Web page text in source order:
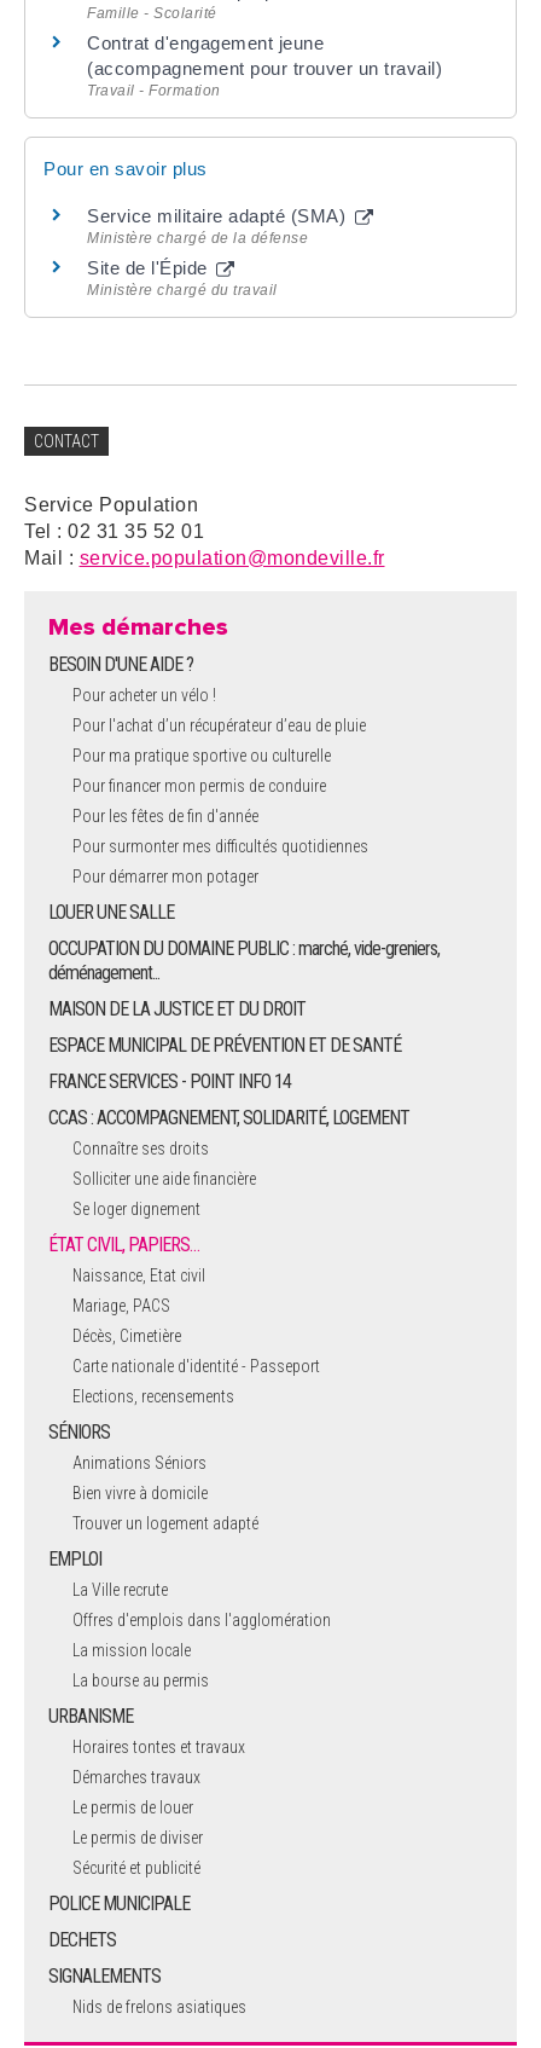
Famille - Scolarité
Contrat d'engagement jeune
(accompagnement pour trouver un travail)
Travail - Formation
Pour en savoir plus
Service militaire adapté (SMA)
Ministère chargé de la défense
Site de l'Épide
Ministère chargé du travail
CONTACT
Service Population
Tel : 02 31 35 52 01
Mail : service.population@mondeville.fr
Mes démarches
BESOIN D'UNE AIDE ?
Pour acheter un vélo !
Pour l'achat d’un récupérateur d’eau de pluie
Pour ma pratique sportive ou culturelle
Pour financer mon permis de conduire
Pour les fêtes de fin d'année
Pour surmonter mes difficultés quotidiennes
Pour démarrer mon potager
LOUER UNE SALLE
OCCUPATION DU DOMAINE PUBLIC : marché, vide-greniers,
déménagement...
MAISON DE LA JUSTICE ET DU DROIT
ESPACE MUNICIPAL DE PRÉVENTION ET DE SANTÉ
FRANCE SERVICES - POINT INFO 14
CCAS : ACCOMPAGNEMENT, SOLIDARITÉ, LOGEMENT
Connaître ses droits
Solliciter une aide financière
Se loger dignement
ÉTAT CIVIL, PAPIERS…
Naissance, Etat civil
Mariage, PACS
Décès, Cimetière
Carte nationale d'identité - Passeport
Elections, recensements
SÉNIORS
Animations Séniors
Bien vivre à domicile
Trouver un logement adapté
EMPLOI
La Ville recrute
Offres d'emplois dans l'agglomération
La mission locale
La bourse au permis
URBANISME
Horaires tontes et travaux
Démarches travaux
Le permis de louer
Le permis de diviser
Sécurité et publicité
POLICE MUNICIPALE
DECHETS
SIGNALEMENTS
Nids de frelons asiatiques